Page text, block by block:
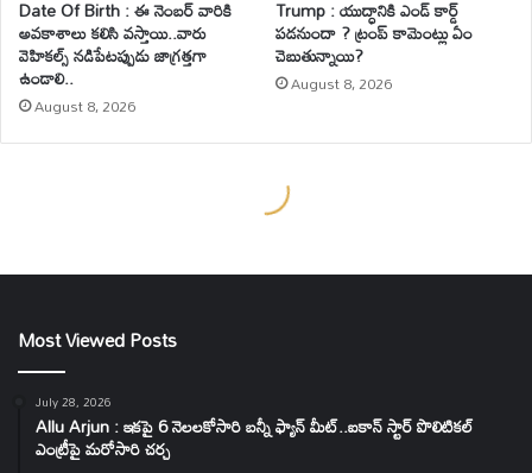
Most Viewed Posts
July 28, 2026
Allu Arjun : ఇకపై 6 నెలలకోసారి బన్నీ ఫ్యాన్ మీట్..ఐకాన్ స్టార్ పొలిటికల్
ఎంట్రీపై మరోసారి చర్చ